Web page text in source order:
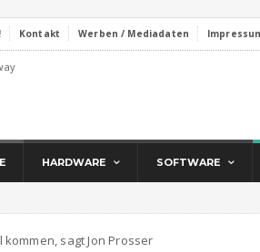
Kontakt Werben / Mediadaten
HARDWARE SOFTWARE
sagt Jon Prosser